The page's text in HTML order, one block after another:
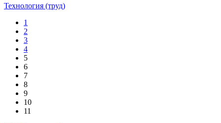
Технология (труд)
1
2
3
4
5
6
7
8
9
10
11